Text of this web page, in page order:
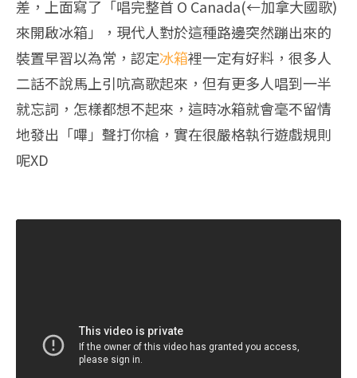
差，上面寫了「唱完整首 O Canada(←加拿大國歌)
來開啟冰箱」，現代人對於這種路邊突然蹦出來的
裝置早習以為常，認定冰箱裡一定有好料，很多人
二話不說馬上引吭高歌起來，但有更多人唱到一半
就忘詞，怎樣都想不起來，這時冰箱就會毫不留情
地發出「嗶」聲打你槍，實在很嚴格執行遊戲規則
呢XD